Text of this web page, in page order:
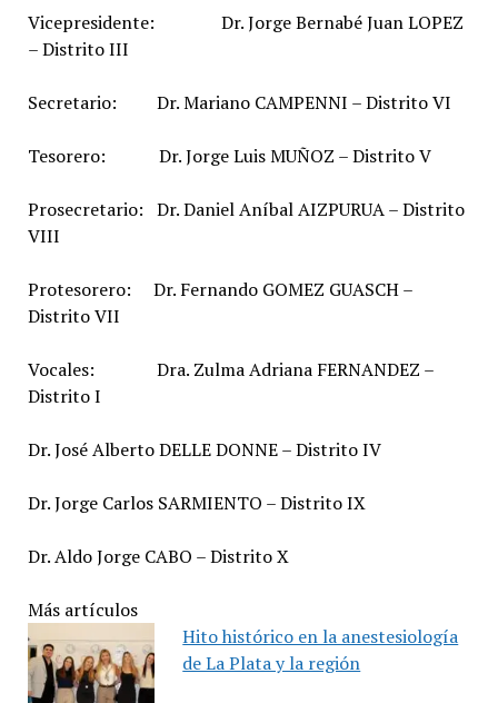
Vicepresidente: Dr. Jorge Bernabé Juan LOPEZ
– Distrito III
Secretario: Dr. Mariano CAMPENNI – Distrito VI
Tesorero: Dr. Jorge Luis MUÑOZ – Distrito V
Prosecretario: Dr. Daniel Aníbal AIZPURUA – Distrito
VIII
Protesorero: Dr. Fernando GOMEZ GUASCH –
Distrito VII
Vocales: Dra. Zulma Adriana FERNANDEZ –
Distrito I
Dr. José Alberto DELLE DONNE – Distrito IV
Dr. Jorge Carlos SARMIENTO – Distrito IX
Dr. Aldo Jorge CABO – Distrito X
Más artículos
Hito histórico en la anestesiología
de La Plata y la región